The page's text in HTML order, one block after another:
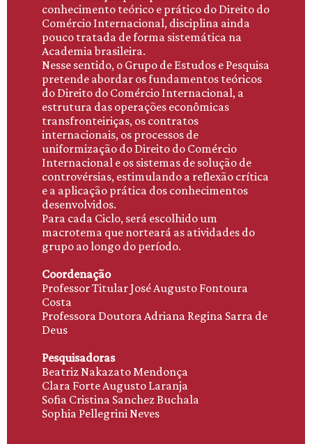
conhecimento teórico e prático do Direito do
Comércio Internacional, disciplina ainda
pouco tratada de forma sistemática na
Academia brasileira.
Nesse sentido, o Grupo de Estudos e Pesquisa
pretende abordar os fundamentos teóricos
do Direito do Comércio Internacional, a
estrutura das operações econômicas
transfronteiriças, os contratos
internacionais, os processos de
uniformização do Direito do Comércio
Internacional e os sistemas de solução de
controvérsias, estimulando a reflexão crítica
e a aplicação prática dos conhecimentos
desenvolvidos.
Para cada Ciclo, será escolhido um
macrotema que norteará as atividades do
grupo ao longo do período.
Coordenação
Professor Titular José Augusto Fontoura
Costa
Professora Doutora Adriana Regina Sarra de
Deus
Pesquisadoras
Beatriz Nakazato Mendonça
Clara Forte Augusto Laranja
Sofia Cristina Sanchez Buchala
Sophia Pellegrini Neves